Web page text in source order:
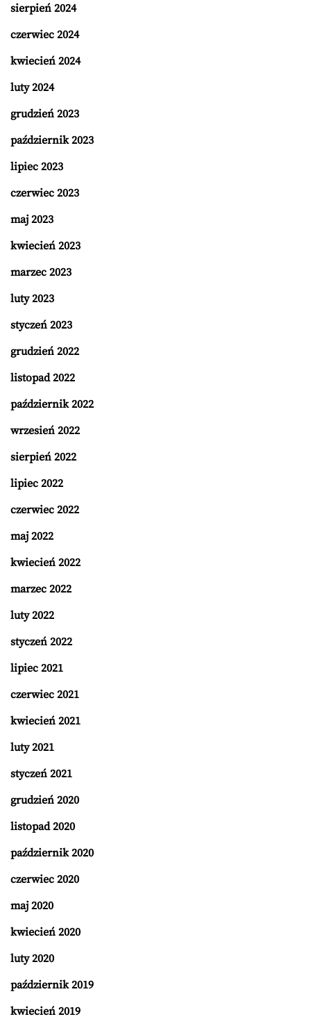
sierpień 2024
czerwiec 2024
kwiecień 2024
luty 2024
grudzień 2023
październik 2023
lipiec 2023
czerwiec 2023
maj 2023
kwiecień 2023
marzec 2023
luty 2023
styczeń 2023
grudzień 2022
listopad 2022
październik 2022
wrzesień 2022
sierpień 2022
lipiec 2022
czerwiec 2022
maj 2022
kwiecień 2022
marzec 2022
luty 2022
styczeń 2022
lipiec 2021
czerwiec 2021
kwiecień 2021
luty 2021
styczeń 2021
grudzień 2020
listopad 2020
październik 2020
czerwiec 2020
maj 2020
kwiecień 2020
luty 2020
październik 2019
kwiecień 2019